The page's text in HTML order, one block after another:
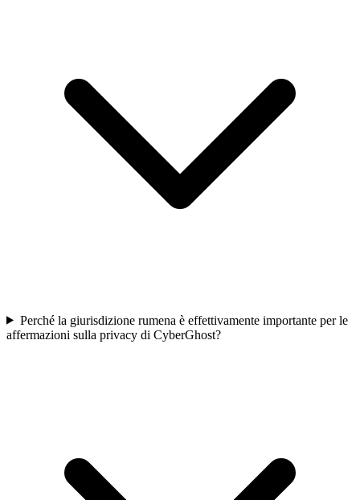
Perché la giurisdizione rumena è effettivamente importante per le
affermazioni sulla privacy di CyberGhost?